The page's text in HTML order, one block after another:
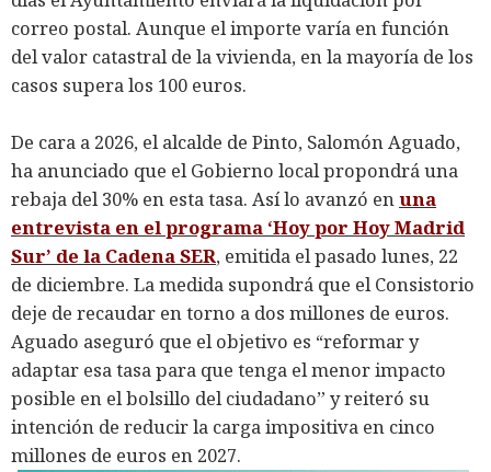
correo postal. Aunque el importe varía en función
del valor catastral de la vivienda, en la mayoría de los
casos supera los 100 euros.
De cara a 2026, el alcalde de Pinto, Salomón Aguado,
ha anunciado que el Gobierno local propondrá una
rebaja del 30% en esta tasa. Así lo avanzó enuna
entrevista en el programa ‘Hoy por Hoy Madrid
Sur’ de la Cadena SER, emitida el pasado lunes, 22
de diciembre. La medida supondrá que el Consistorio
deje de recaudar en torno a dos millones de euros.
Aguado aseguró que el objetivo es “reformar y
adaptar esa tasa para que tenga el menor impacto
posible en el bolsillo del ciudadano” y reiteró su
intención de reducir la carga impositiva en cinco
millones de euros en 2027.